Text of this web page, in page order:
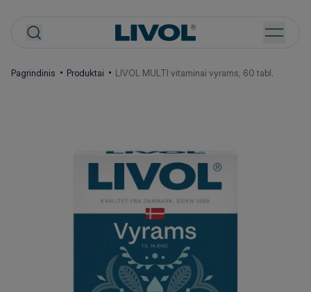
Pagrindinis Produktai LIVOL MULTI vitaminai vyrams, 60 tabl.